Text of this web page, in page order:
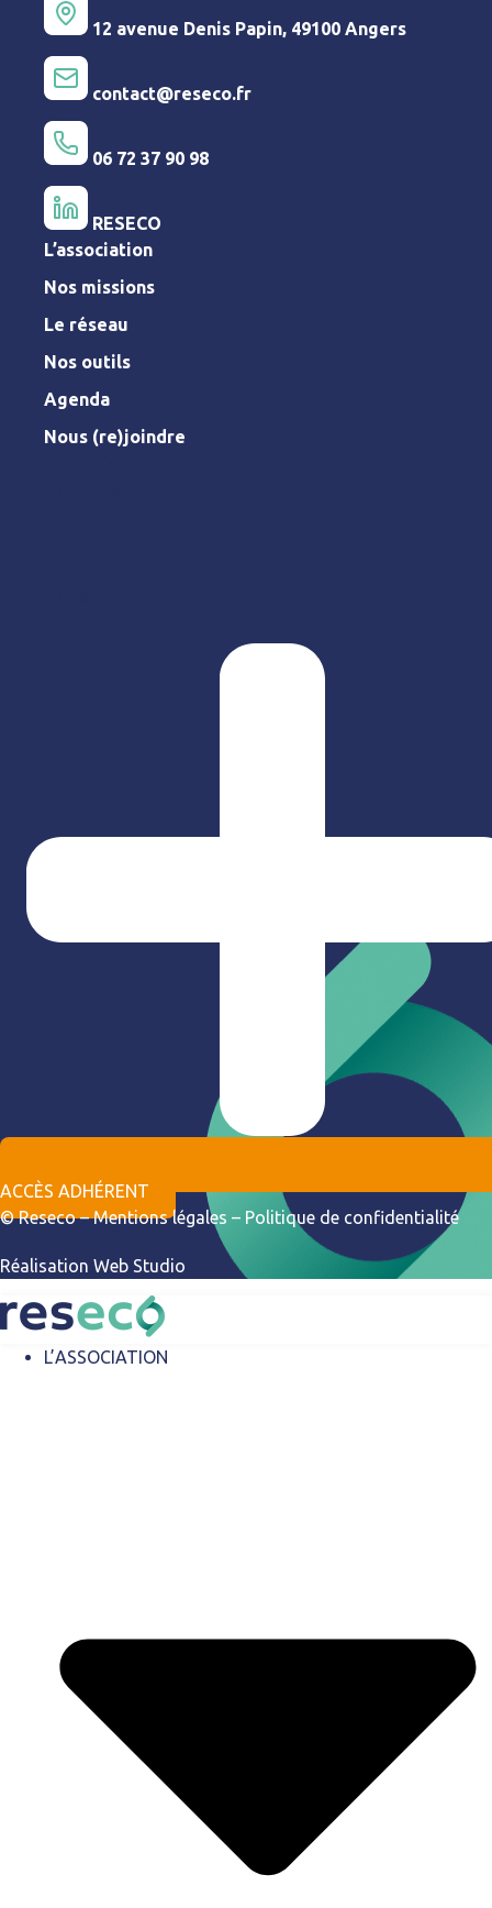
12 avenue Denis Papin, 49100 Angers
contact@reseco.fr
06 72 37 90 98
RESECO
L’association
Nos missions
Le réseau
Nos outils
Agenda
Nous (re)joindre
ACCÈS ADHÉRENT
© Reseco –Mentions légales – Politique de confidentialité
Réalisation Web Studio
L’ASSOCIATION